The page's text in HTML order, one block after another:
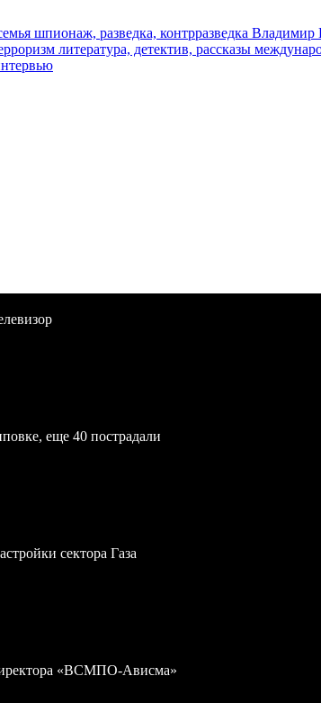
шпионаж, разведка, контрразведка Владимир
литература, детектив, рассказы
еще 40 пострадали
сектора Газа
«ВСМПО-Ависма»